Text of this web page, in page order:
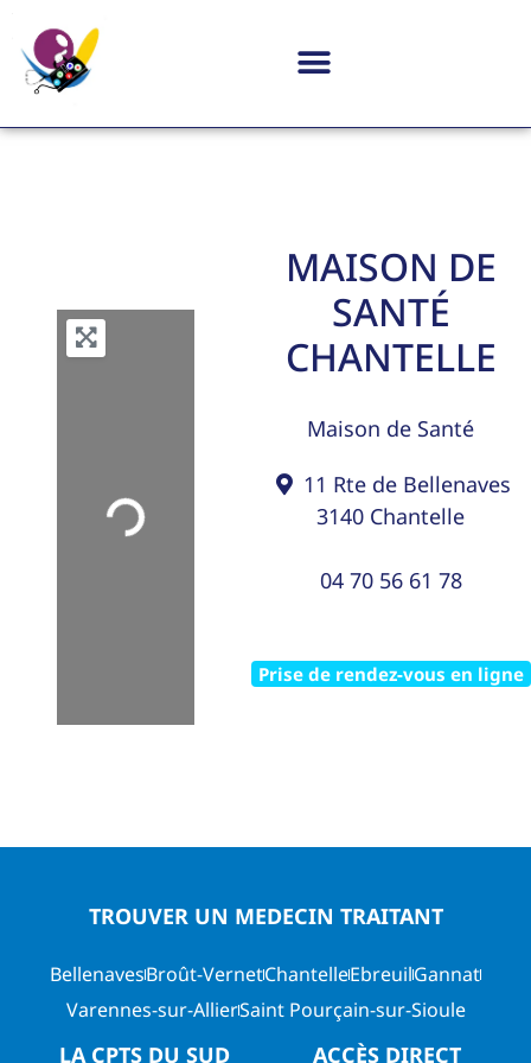
Loading...
MAISON DE
SANTÉ
CHANTELLE
Maison de Santé
11 Rte de Bellenaves
3140 Chantelle
04 70 56 61 78
Prise de rendez-vous en ligne
TROUVER UN MEDECIN TRAITANT
BellenavesBroût-VernetChantelleEbreuilGannat
Varennes-sur-AllierSaint Pourçain-sur-Sioule
LA CPTS DU SUD ACCÈS DIRECT